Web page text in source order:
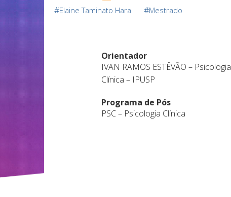
#Elaine Taminato Hara #Mestrado
Orientador
IVAN RAMOS ESTÊVÃO – Psicologia
Clínica – IPUSP
Programa de Pós
PSC – Psicologia Clínica